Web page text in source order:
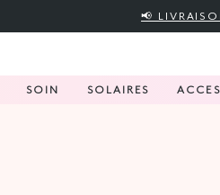
📢
SOIN SOLAIRES